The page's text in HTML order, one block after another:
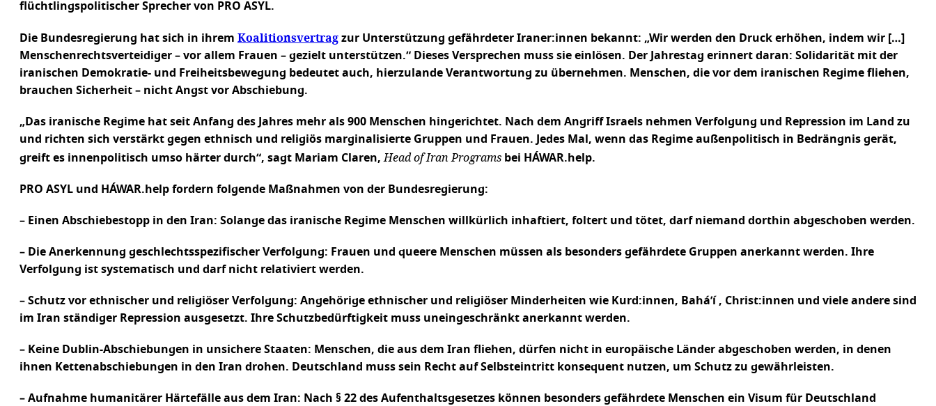
flüchtlingspolitischer Sprecher von PRO ASYL.
Die Bundesregierung hat sich in ihrem Koalitionsvertrag zur Unterstützung gefährdeter Iraner:innen bekannt: „Wir werden den Druck erhöhen, indem wir […]
Menschenrechtsverteidiger – vor allem Frauen – gezielt unterstützen.“ Dieses Versprechen muss sie einlösen. Der Jahrestag erinnert daran: Solidarität mit der
iranischen Demokratie- und Freiheitsbewegung bedeutet auch, hierzulande Verantwortung zu übernehmen. Menschen, die vor dem iranischen Regime fliehen,
brauchen Sicherheit – nicht Angst vor Abschiebung.
„Das iranische Regime hat seit Anfang des Jahres mehr als 900 Menschen hingerichtet. Nach dem Angriff Israels nehmen Verfolgung und Repression im Land zu
und richten sich verstärkt gegen ethnisch und religiös marginalisierte Gruppen und Frauen. Jedes Mal, wenn das Regime außenpolitisch in Bedrängnis gerät,
greift es innenpolitisch umso härter durch“, sagt Mariam Claren, Head of Iran Programs bei HÁWAR.help.
PRO ASYL und HÁWAR.help fordern folgende Maßnahmen von der Bundesregierung:
– Einen Abschiebestopp in den Iran: Solange das iranische Regime Menschen willkürlich inhaftiert, foltert und tötet, darf niemand dorthin abgeschoben werden.
– Die Anerkennung geschlechtsspezifischer Verfolgung: Frauen und queere Menschen müssen als besonders gefährdete Gruppen anerkannt werden. Ihre
Verfolgung ist systematisch und darf nicht relativiert werden.
– Schutz vor ethnischer und religiöser Verfolgung: Angehörige ethnischer und religiöser Minderheiten wie Kurd:innen, Bahá’í , Christ:innen und viele andere sind
im Iran ständiger Repression ausgesetzt. Ihre Schutzbedürftigkeit muss uneingeschränkt anerkannt werden.
– Keine Dublin-Abschiebungen in unsichere Staaten: Menschen, die aus dem Iran fliehen, dürfen nicht in europäische Länder abgeschoben werden, in denen
ihnen Kettenabschiebungen in den Iran drohen. Deutschland muss sein Recht auf Selbsteintritt konsequent nutzen, um Schutz zu gewährleisten.
– Aufnahme humanitärer Härtefälle aus dem Iran: Nach § 22 des Aufenthaltsgesetzes können besonders gefährdete Menschen ein Visum für Deutschland